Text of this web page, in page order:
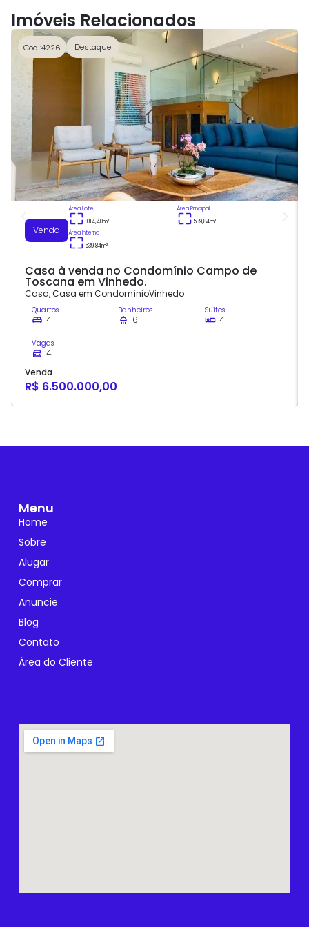
Imóveis Relacionados
Cod :4226 Destaque
Venda
Área Lote
1014,40m²
Área Principal
539,84m²
Área Interna
539,84m²
Casa à venda no Condomínio Campo de
Toscana em Vinhedo.
Casa,Casa em CondomínioVinhedo
Quartos
4
Banheiros
6
Suítes
4
Vagas
4
Venda
R$ 6.500.000,00
Menu
Home
Sobre
Alugar
Comprar
Anuncie
Blog
Contato
Área do Cliente